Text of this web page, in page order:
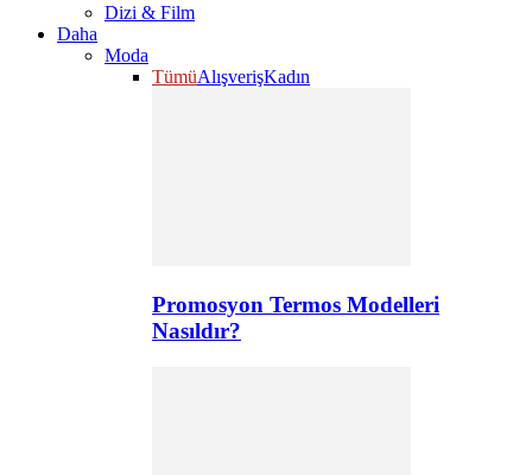
Dizi & Film
Daha
Moda
TümüAlışverişKadın
Promosyon Termos Modelleri
Nasıldır?